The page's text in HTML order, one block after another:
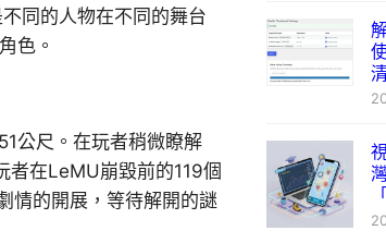
同的人物在不同的舞台
色。
公尺。在玩者稍微瞭解
者在LeMU崩毀前的119個
情的開展，等待解開的謎